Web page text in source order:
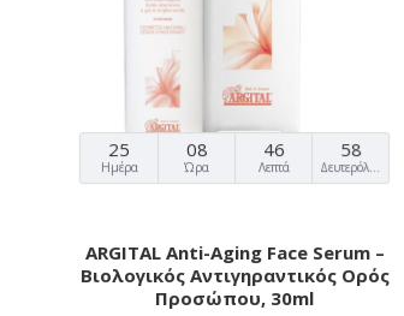
25
Ημέρα
08
Ώρα
46
Λεπτά
57
Δευτερόλεπτα
ARGITAL Anti-Aging Face Serum –
Βιολογικός Αντιγηραντικός Ορός
Προσώπου, 30ml